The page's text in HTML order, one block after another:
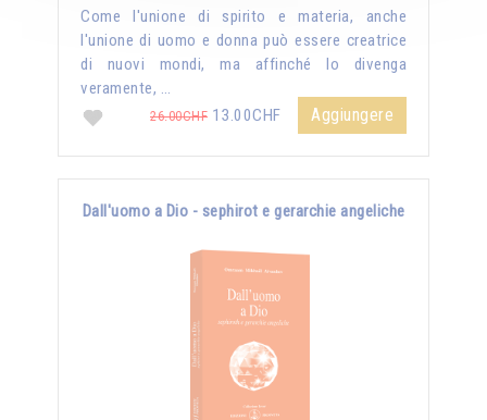
Come l'unione di spirito e materia, anche
l'unione di uomo e donna può essere creatrice
di nuovi mondi, ma affinché lo divenga
veramente, …
26.00CHF 13.00CHF Aggiungere
Dall'uomo a Dio - sephirot e gerarchie angeliche